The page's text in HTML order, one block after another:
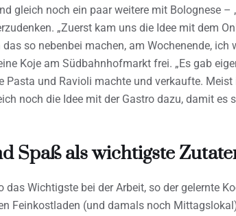
gleich noch ein paar weitere mit Bolognese –
„Zuerst kam uns die Idee mit dem
das so nebenbei machen, am Wochenende,
Koje am Südbahnhofmarkt frei. „Es gab
Pasta und Ravioli machte und verkaufte.
noch die Idee mit der Gastro dazu, damit es
Spaß als wichtigste
das Wichtigste bei der Arbeit, so der gelernte
Feinkostladen (und damals noch